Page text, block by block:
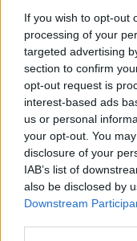
If you wish to opt-out
processing of your
targeted advertising
section to confirm
opt-out request is
interest-based ads
us or personal
your opt-out. You
disclosure of your
IAB’s list of
also be disclosed by
Downstream
Διαστάσεις 54.5
Βάρος 103gr
Λειτουργικό
Συμβατό με τη